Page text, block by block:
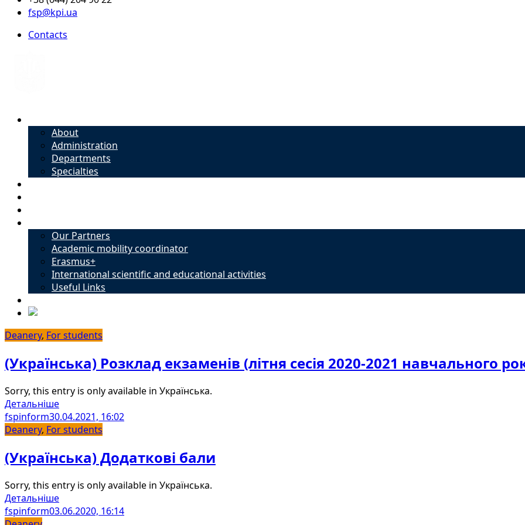
fsp@kpi.ua
Contacts
About
Administration
Departments
Specialties
Our Partners
Academic mobility coordinator
Erasmus+
International scientific and educational activities
Useful Links
Deanery, For students
(Українська) Розклад екзаменів (літня сесія 2020-2021 навчального
Sorry, this entry is only available in Українська.
Детальніше
fspinform30.04.2021, 16:02
Deanery, For students
(Українська) Додаткові бали
Sorry, this entry is only available in Українська.
Детальніше
fspinform03.06.2020, 16:14